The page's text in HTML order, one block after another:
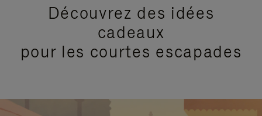
Découvrez des idées
cadeaux
pour les courtes escapades